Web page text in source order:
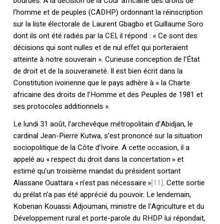
l’homme et de peuples (CADHP) ordonnant la réinscription
sur la liste électorale de Laurent Gbagbo et Guillaume Soro
dont ils ont été radiés par la CEI, il répond : « Ce sont des
décisions qui sont nulles et de nul effet qui porteraient
atteinte à notre souverain ». Curieuse conception de l’État
de droit et de la souveraineté. Il est bien écrit dans la
Constitution ivoirienne que le pays adhère à « la Charte
africaine des droits de l’Homme et des Peuples de 1981 et
ses protocoles additionnels ».
Le lundi 31 août, l’archevêque métropolitain d’Abidjan, le
cardinal Jean-Pierre Kutwa, s’est prononcé sur la situation
sociopolitique de la Côte d’Ivoire. A cette occasion, il a
appelé au « respect du droit dans la concertation » et
estimé qu’un troisième mandat du président sortant
Alassane Ouattara « n’est pas nécessaire »[11]. Cette sortie
du prélat n’a pas été apprécié du pouvoir. Le lendemain,
Kobenan Kouassi Adjoumani, ministre de l’Agriculture et du
Développement rural et porte-parole du RHDP lui répondait,